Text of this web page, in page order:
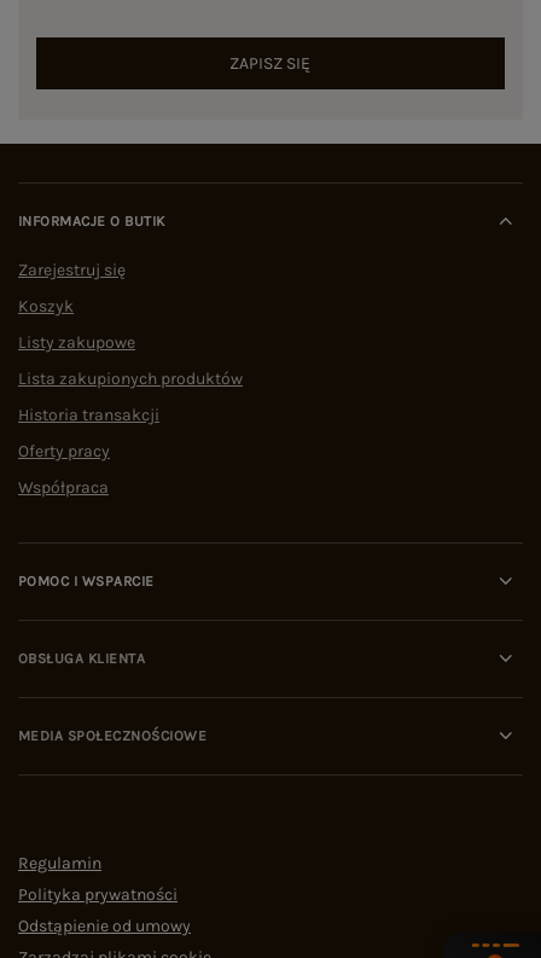
ZAPISZ SIĘ
INFORMACJE O BUTIK
Zarejestruj się
Koszyk
Listy zakupowe
Lista zakupionych produktów
Historia transakcji
Oferty pracy
Współpraca
POMOC I WSPARCIE
OBSŁUGA KLIENTA
MEDIA SPOŁECZNOŚCIOWE
Regulamin
Polityka prywatności
Odstąpienie od umowy